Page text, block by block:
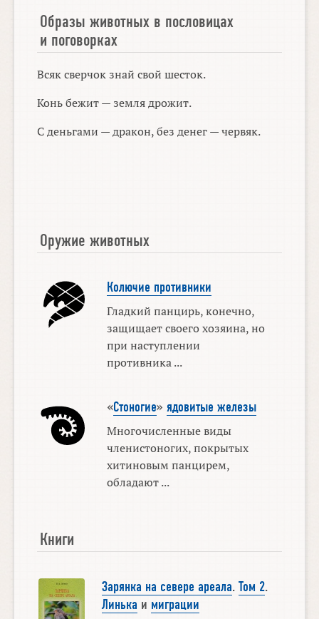
Образы животных в пословицах
и поговорках
Всяк сверчок знай свой шесток.
Конь бежит — земля дрожит.
С деньгами — дракон, без денег — червяк.
Оружие животных
Колючие противники
Гладкий панцирь, конечно,
защищает своего хозяина, но
при наступлении
противника ...
«Стоногие» ядовитые железы
Многочисленные виды
членистоногих, покрытых
хитиновым панцирем,
обладают ...
Книги
Зарянка на севере ареала. Том 2.
Линька и миграции